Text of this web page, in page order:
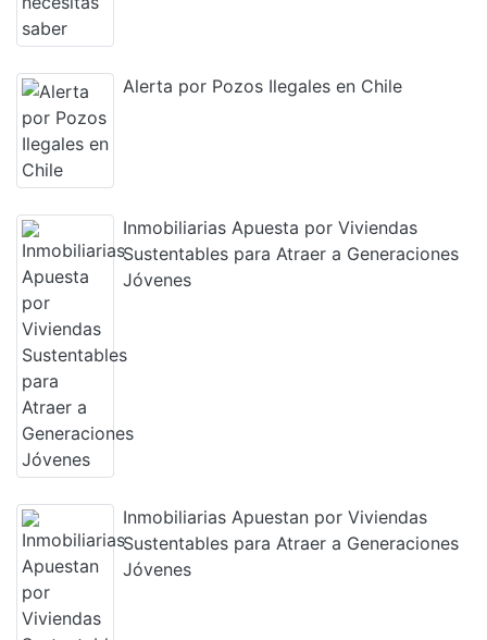
Alerta por Pozos Ilegales en Chile
Inmobiliarias Apuesta por Viviendas
Sustentables para Atraer a Generaciones
Jóvenes
Inmobiliarias Apuestan por Viviendas
Sustentables para Atraer a Generaciones
Jóvenes